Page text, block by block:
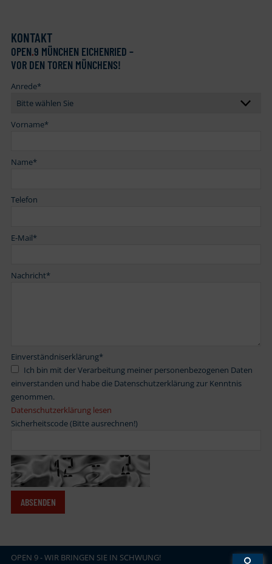
KONTAKT
OPEN.9 MÜNCHEN EICHENRIED –
VOR DEN TOREN MÜNCHENS!
Anrede*
Vorname*
Name*
Telefon
E-Mail*
Nachricht*
Einverständniserklärung*
einverstanden und habe die Datenschutzerklärung zur Kenntnis
genommen.
Datenschutzerklärung lesen
Sicherheitscode (Bitte ausrechnen!)
OPEN.9 - WIR BRINGEN SIE IN SCHWUNG!